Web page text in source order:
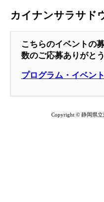
カイナンサラサド
こちらのイベントの
数のご応募ありがと
プログラム・イベン
Copyright © 静岡県立